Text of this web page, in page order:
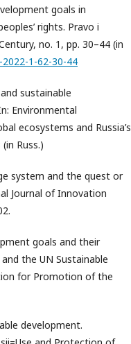
goals in
rights. Pravo i
no. 1, pp. 30–44 (in
1-62-30-44
sustainable
Environmental
ecosystems and Russia’s
Russ.)
system and the quest or
Journal of Innovation
goals and their
the UN Sustainable
for Promotion of the
development.